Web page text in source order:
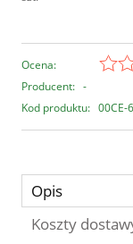
Ocena:
Producent: -
Kod produktu: 00CE-
Opis
Koszty
Cena nie zawiera